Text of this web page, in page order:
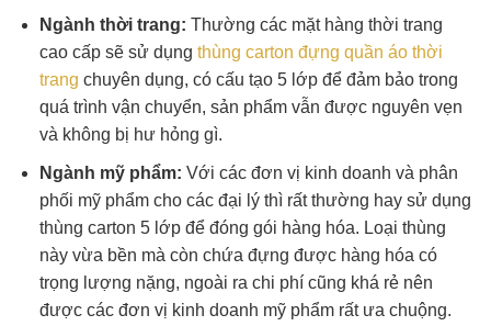
Ngành thời trang: Thường các mặt hàng thời trang
cao cấp sẽ sử dụng thùng carton đựng quần áo thời
trang chuyên dụng, có cấu tạo 5 lớp để đảm bảo trong
quá trình vận chuyển, sản phẩm vẫn được nguyên vẹn
và không bị hư hỏng gì.
Ngành mỹ phẩm: Với các đơn vị kinh doanh và phân
phối mỹ phẩm cho các đại lý thì rất thường hay sử dụng
thùng carton 5 lớp để đóng gói hàng hóa. Loại thùng
này vừa bền mà còn chứa đựng được hàng hóa có
trọng lượng nặng, ngoài ra chi phí cũng khá rẻ nên
được các đơn vị kinh doanh mỹ phẩm rất ưa chuộng.